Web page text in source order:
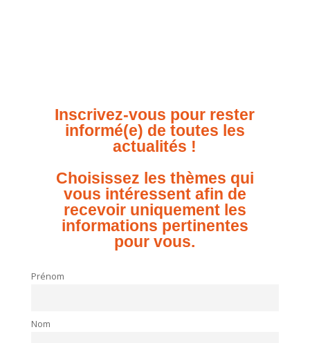
Inscrivez-vous pour rester
informé(e) de toutes les
actualités !
Choisissez les thèmes qui
vous intéressent afin de
recevoir uniquement les
informations pertinentes
pour vous.
Prénom
Nom